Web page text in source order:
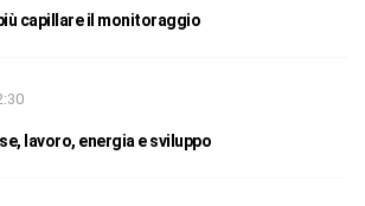
capillare il monitoraggio
lavoro, energia e sviluppo